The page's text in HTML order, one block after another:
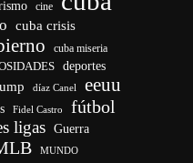
cine
cuba crisis
cuba miseria
deportes
díaz Canel eeuu
Fidel Castro fútbol
ligas Guerra
MUNDO